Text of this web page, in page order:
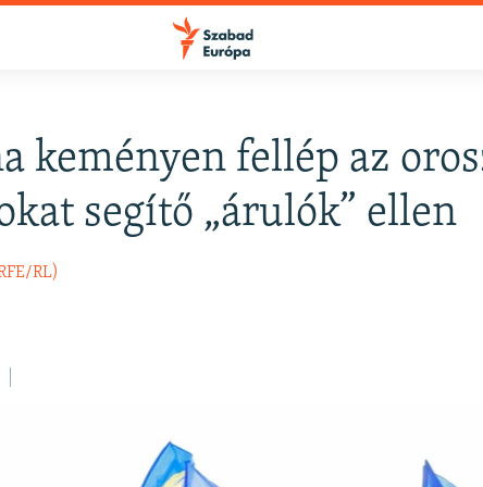
keményen fellép az
segítő „árulók” ellen
RL)